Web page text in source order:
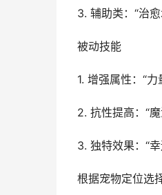
3. 辅助类：“治
被动技能
1. 增强属性：“
2. 抗性提高：“
3. 独特效果：“
根据宠物定位选